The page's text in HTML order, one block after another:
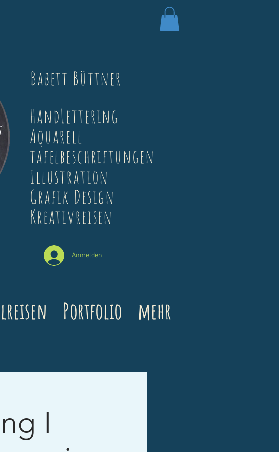
Babett Büttner
HandLettering
Aquarell
tafelbeschriftungen
Illustration
Grafik Design
Kreativreisen
Anmelden
Portfolio mehr
I